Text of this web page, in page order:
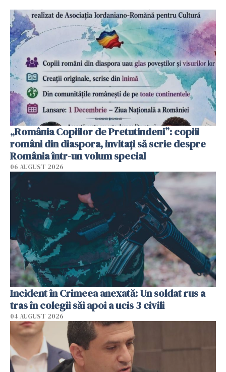
„România Copiilor de Pretutindeni”: copiii
români din diaspora, invitați să scrie despre
România într-un volum special
06 AUGUST 2026
Incident în Crimeea anexată: Un soldat rus a
tras în colegii săi apoi a ucis 3 civili
04 AUGUST 2026